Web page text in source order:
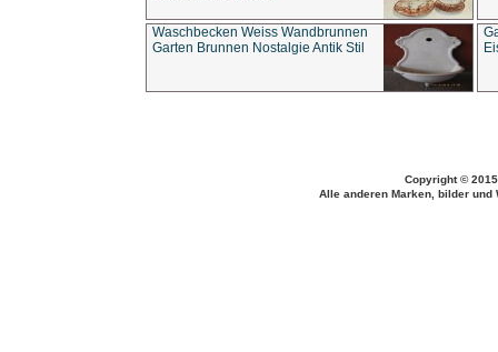
Waschbecken Weiss Wandbrunnen
Garten Brunnen Nostalgie Antik Stil
Copyright ©
Alle anderen Marken, bilder und